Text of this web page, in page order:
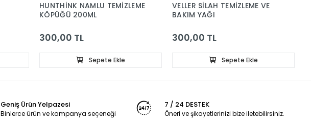
HUNTHİNK NAMLU TEMİZLEME
KÖPÜĞÜ 200ML
300,00 TL
Sepete Ekle
VELLER SİLAH TEMİZLEME VE
BAKIM YAĞI
300,00 TL
Sepete Ekle
Geniş Ürün Yelpazesi
Binlerce ürün ve kampanya seçeneği
7 / 24 DESTEK
Öneri ve şikayetlerinizi bize iletebilirsiniz.